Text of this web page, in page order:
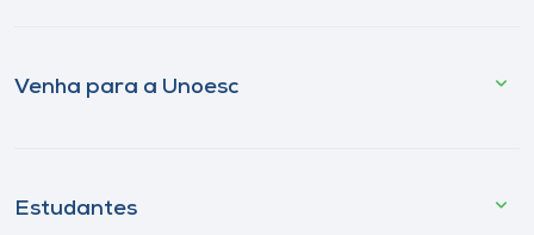
Venha para a Unoesc
Estudantes